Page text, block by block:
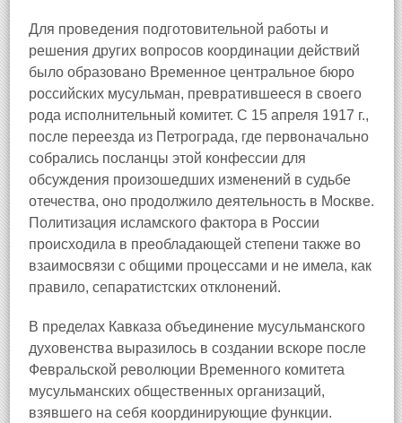
Для проведения подготовительной работы и
решения других вопросов координации действий
было образовано Временное центральное бюро
российских мусульман, превратившееся в своего
рода исполнительный комитет. С 15 апреля 1917 г.,
после переезда из Петрограда, где первоначально
собрались посланцы этой конфессии для
обсуждения произошедших изменений в судьбе
отечества, оно продолжило деятельность в Москве.
Политизация исламского фактора в России
происходила в преобладающей степени также во
взаимосвязи с общими процессами и не имела, как
правило, сепаратистских отклонений.
В пределах Кавказа объединение мусульманского
духовенства выразилось в создании вскоре после
Февральской революции Временного комитета
мусульманских общественных организаций,
взявшего на себя координирующие функции.